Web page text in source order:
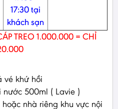
17:30 tại
khách sạn
TREO 1.000.000 = CHỈ
vé khứ hồi
nước 500ml ( Lavie )
nhà riêng khu vực nội